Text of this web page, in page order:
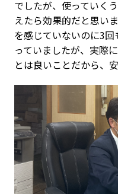
でしたが、使っていく
えたら効果的だと思い
を感じていないのに3
っていましたが、実際
とは良いことだから、